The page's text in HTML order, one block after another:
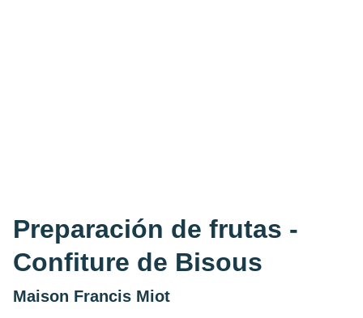
Preparación de frutas -
Confiture de Bisous
Maison Francis Miot